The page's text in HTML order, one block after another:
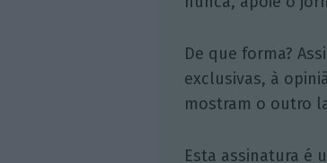
De que forma?
exclusivas, à
mostram o outro
Esta assinatura é